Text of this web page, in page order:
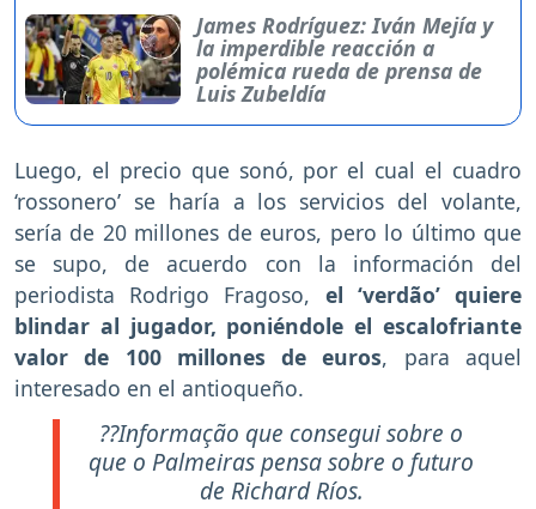
James Rodríguez: Iván Mejía y
la imperdible reacción a
polémica rueda de prensa de
Luis Zubeldía
Luego, el precio que sonó, por el cual el cuadro
‘rossonero’ se haría a los servicios del volante,
sería de 20 millones de euros, pero lo último que
se supo, de acuerdo con la información del
periodista Rodrigo Fragoso, el ‘verdão’ quiere
blindar al jugador, poniéndole el escalofriante
valor de 100 millones de euros, para aquel
interesado en el antioqueño.
??Informação que consegui sobre o
que o Palmeiras pensa sobre o futuro
de Richard Ríos.